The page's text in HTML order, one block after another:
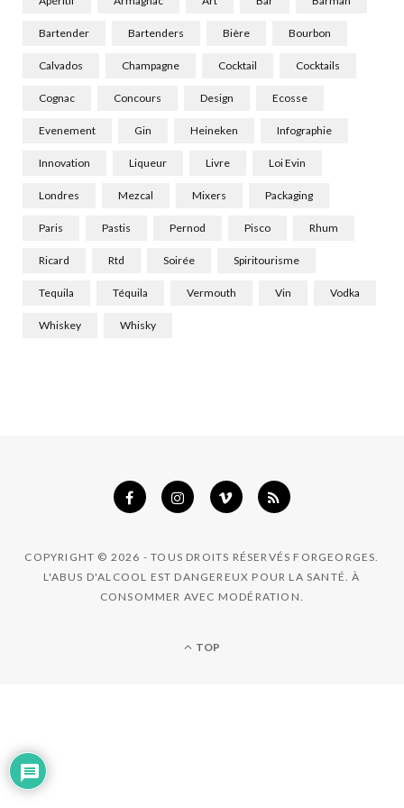
Bartender Bartenders Bière Bourbon
Calvados Champagne Cocktail Cocktails
Cognac Concours Design Ecosse
Evenement Gin Heineken Infographie
Innovation Liqueur Livre Loi Evin
Londres Mezcal Mixers Packaging
Paris Pastis Pernod Pisco Rhum
Ricard Rtd Soirée Spiritourisme
Tequila Téquila Vermouth Vin Vodka
Whiskey Whisky
COPYRIGHT © 2026 - TOUS DROITS RÉSERVÉS FORGEORGES.
L'ABUS D'ALCOOL EST DANGEREUX POUR LA SANTÉ. À
CONSOMMER AVEC MODÉRATION.
TOP